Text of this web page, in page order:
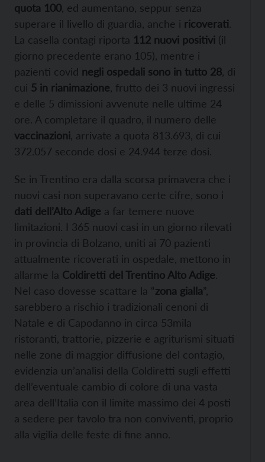
quota 100 , ed aumentano, seppur senza
superare il livello di guardia, anche i ricoverati.
La casella contagi riporta 112 nuovi positivi (il
giorno precedente erano 105), mentre i
pazienti covid negli ospedali sono in tutto 28 , di
cui 5 in rianimazione , frutto dei 3 nuovi ingressi
e delle 5 dimissioni avvenute nelle ultime 24
ore. A completare il quadro, il numero delle
vaccinazioni , arrivate a quota 813.693, di cui
372.057 seconde dosi e 24.944 terze dosi.
Se in Trentino era dalla scorsa primavera che i
nuovi casi non superavano certe cifre, sono i
dati dell’Alto Adige a far temere nuove
limitazioni. I 365 nuovi casi in un giorno rilevati
in provincia di Bolzano, uniti ai 70 pazienti
attualmente ricoverati in ospedale, mettono in
allarme la Coldiretti del Trentino Alto Adige.
Nel caso dovesse scattare la “zona gialla”,
sarebbero a rischio i tradizionali cenoni di
Natale e di Capodanno in circa 53mila
ristoranti, trattorie, pizzerie e agriturismi situati
nelle zone di maggior diffusione del contagio,
evidenzia un’analisi della Coldiretti sugli effetti
dell’eventuale cambio di colore di una vasta
area dell’Italia con il limite massimo dei 4 posti
a sedere per tavolo tra non conviventi, proprio
alla vigilia delle feste di fine anno.